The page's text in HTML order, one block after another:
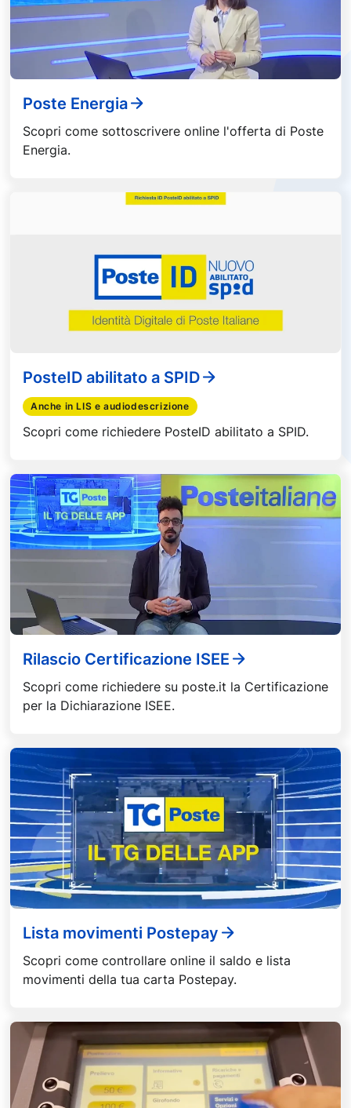
Poste Energia
Scopri come sottoscrivere online l'offerta di Poste
Energia.
PosteID abilitato a SPID
Anche in LIS e audiodescrizione
Scopri come richiedere PosteID abilitato a SPID.
Rilascio Certificazione ISEE
Scopri come richiedere su poste.it la Certificazione
per la Dichiarazione ISEE.
Lista movimenti Postepay
Scopri come controllare online il saldo e lista
movimenti della tua carta Postepay.